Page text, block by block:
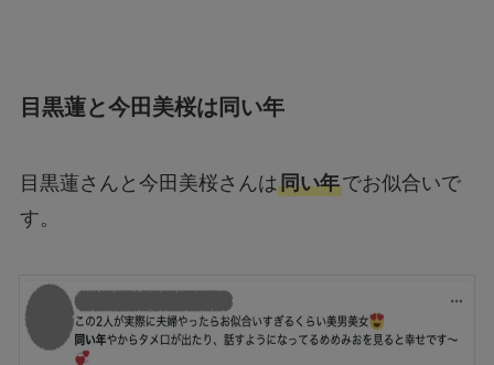
目黒蓮と今田美桜は同い年
目黒蓮さんと今田美桜さんは同い年でお似合いで
す。